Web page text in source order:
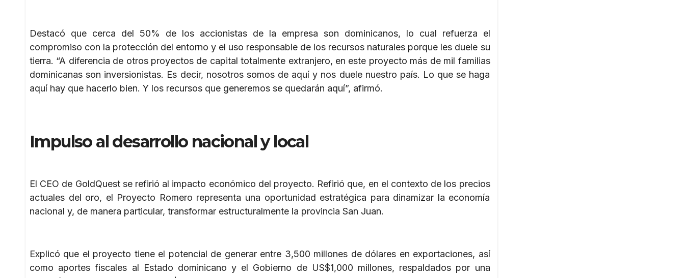
Destacó que cerca del 50% de los accionistas de la empresa son dominicanos, lo cual refuerza el
compromiso con la protección del entorno y el uso responsable de los recursos naturales porque les duele su
tierra. “A diferencia de otros proyectos de capital totalmente extranjero, en este proyecto más de mil familias
dominicanas son inversionistas. Es decir, nosotros somos de aquí y nos duele nuestro país. Lo que se haga
aquí hay que hacerlo bien. Y los recursos que generemos se quedarán aquí”, afirmó.
Impulso al desarrollo nacional y local
El CEO de GoldQuest se refirió al impacto económico del proyecto. Refirió que, en el contexto de los precios
actuales del oro, el Proyecto Romero representa una oportunidad estratégica para dinamizar la economía
nacional y, de manera particular, transformar estructuralmente la provincia San Juan.
Explicó que el proyecto tiene el potencial de generar entre 3,500 millones de dólares en exportaciones, así
como aportes fiscales al Estado dominicano y el Gobierno de US$1,000 millones, respaldados por una